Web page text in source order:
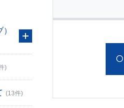
)
(13件)